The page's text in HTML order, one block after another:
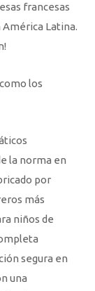
francesas
Latina.
los
la norma en
por
más
niños de
segura en
una